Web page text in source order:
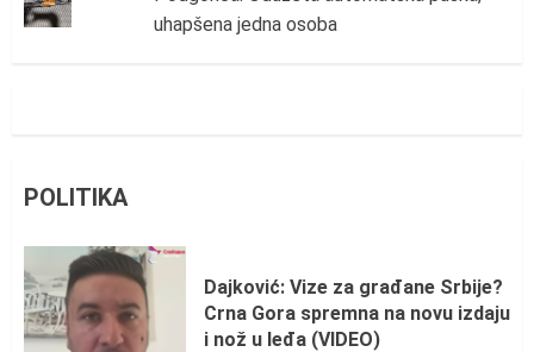
uhapšena jedna osoba
POLITIKA
Dajković: Vize za građane Srbije?
Crna Gora spremna na novu izdaju
i nož u leđa (VIDEO)